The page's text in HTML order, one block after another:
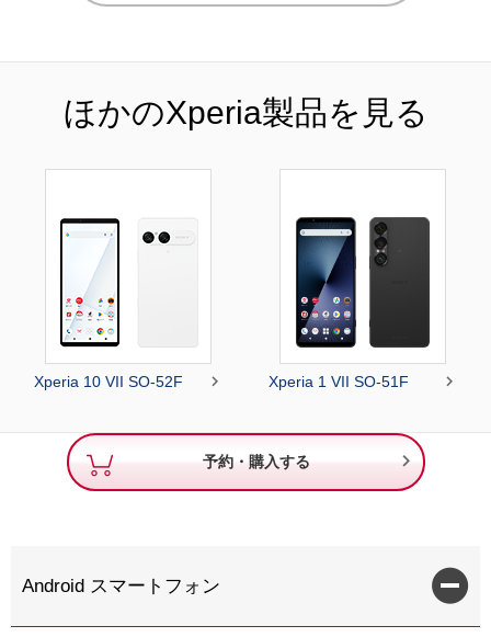
ほかのXperia製品を見る
Xperia 10 VII SO-52F  Xperia 1 VII SO-51F 
予約・購入する 
Android スマートフォン